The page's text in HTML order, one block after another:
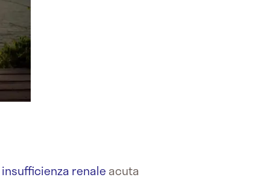
insufficienza renale acuta